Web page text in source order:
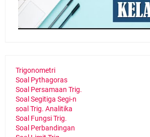
Trigonometri
Soal Pythagoras
Soal Persamaan Trig.
Soal Segitiga Segi-n
soal Trig. Analitika
Soal Fungsi Trig.
Soal Perbandingan